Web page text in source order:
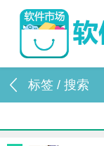
标签 / 搜索